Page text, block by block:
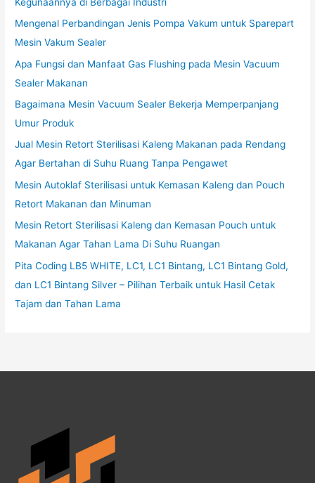
Mengenal Perbandingan Jenis Pompa Vakum untuk Sparepart
Mesin Vakum Sealer
Apa Fungsi dan Manfaat Gas Flushing pada Mesin Vacuum
Sealer Makanan
Bagaimana Mesin Vacuum Sealer Bekerja Memperpanjang
Umur Produk
Jual Mesin Retort Sterilisasi Kaleng Makanan pada Rendang
Agar Bertahan di Suhu Ruang Tanpa Pengawet
Mesin Autoklaf Sterilisasi untuk Kemasan Kaleng dan Pouch
Retort Makanan dan Minuman
Mesin Retort Sterilisasi Kaleng dan Kemasan Pouch untuk
Makanan Agar Tahan Lama Di Suhu Ruangan
Pita Coding LB5 WHITE, LC1, LC1 Bintang, LC1 Bintang Gold,
dan LC1 Bintang Silver – Pilihan Terbaik untuk Hasil Cetak
Tajam dan Tahan Lama